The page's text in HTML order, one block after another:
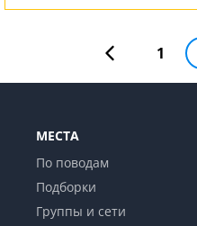
1
МЕСТА
По поводам
Подборки
Группы и сети